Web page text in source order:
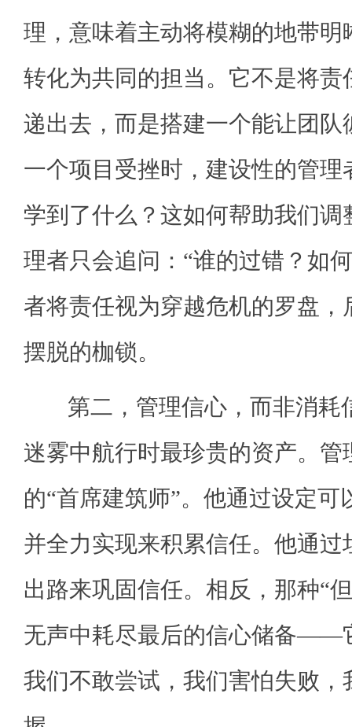
理，意味着主动将模糊的地带明
转化为共同的担当。它不是将责
递出去，而是搭建一个能让团队
一个项目受挫时，建设性的管理
学到了什么？这如何帮助我们调
理者只会追问：“谁的过错？如
者将责任视为穿越危机的罗盘
摆脱的枷锁。
第二，管理信心，而非消耗
迷雾中航行时最珍贵的资产。管
的“首席建筑师”。他通过设定
并全力实现来积累信任。他通
出路来巩固信任。相反，那种“
无声中耗尽最后的信心储备——
我们不敢尝试，我们害怕失败，